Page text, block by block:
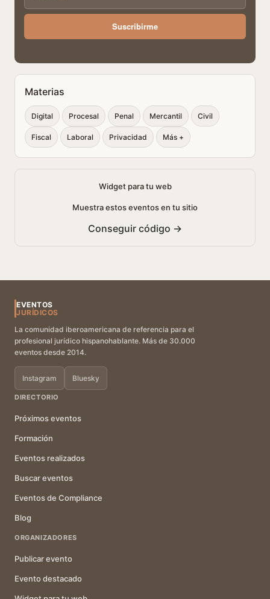
Suscribirme
Materias
Digital Procesal Penal Mercantil Civil
Fiscal Laboral Privacidad Más +
Widget para tu web
Muestra estos eventos en tu sitio
Conseguir código →
EVENTOS
JURÍDICOS
La comunidad iberoamericana de referencia para el
profesional jurídico hispanohablante. Más de 30.000
eventos desde 2014.
Instagram Bluesky
DIRECTORIO
Próximos eventos
Formación
Eventos realizados
Buscar eventos
Eventos de Compliance
Blog
ORGANIZADORES
Publicar evento
Evento destacado